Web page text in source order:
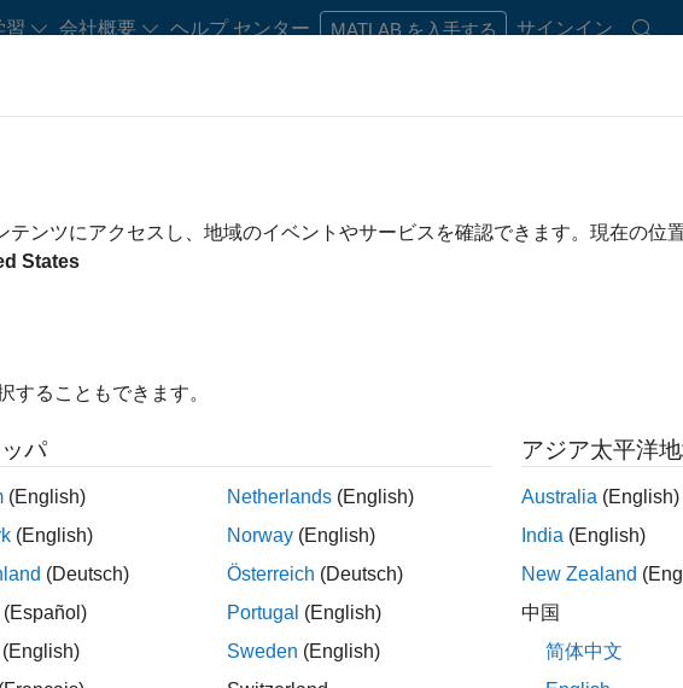
習 会社概要 ヘルプ センター MATLAB を入手する サインイン
セミナー
イベントの講演資料を検索
スの基調講演、一般セッション、パネル ディスカッションの講演資料を探す
ンツにアクセスし、地域のイベントやサービスを確認できます。現在の位
States
することもできます。
パ
(English)
(English)
(Deutsch)
(Español)
(English)
Netherlands (English)
Norway (English)
Österreich (Deutsch)
Portugal (English)
Sweden (English)
アジア太平洋
Australia (English)
India (English)
New Zealand
中国
简体中文